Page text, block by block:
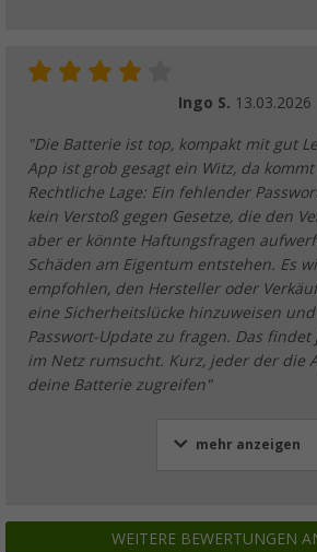
Ingo S. 13.03.2026
"Die Batterie ist top, kompakt mit gut
App ist grob gesagt ein Witz, da
Rechtliche Lage: Ein fehlender
kein Verstoß gegen Gesetze, die den
aber er könnte Haftungsfragen
Schäden am Eigentum entstehen. Es
empfohlen, den Hersteller oder
eine Sicherheitslücke hinzuweisen
Passwort-Update zu fragen. Das
im Netz rumsucht. Kurz, jeder der die
deine Batterie zugreifen"
mehr anzeigen
WEITERE BEWERTUNGEN